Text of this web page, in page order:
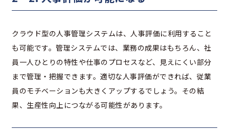
クラウド型の人事管理システムは、人事評価に利用すること
も可能です。管理システムでは、業務の成果はもちろん、社
員一人ひとりの特性や仕事のプロセスなど、見えにくい部分
まで管理・把握できます。適切な人事評価ができれば、従業
員のモチベーションも大きくアップするでしょう。その結
果、生産性向上につながる可能性があります。